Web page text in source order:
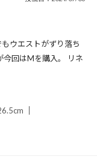
ウエストがずり落ち
今回はMを購入。 リネ